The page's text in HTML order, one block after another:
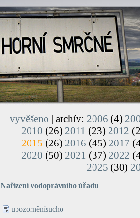
vyvěšeno | archív: 2006 (4)
2010 (26) 2011 (23) 2012
2015 (26) 2016 (45) 2017
2020 (50) 2021 (37) 2022
2025 (30)
Nařízení vodoprávního úřadu
upozorněnísucho